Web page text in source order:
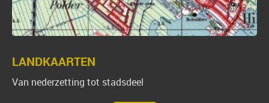
LANDKAARTEN
Van nederzetting tot stadsdeel